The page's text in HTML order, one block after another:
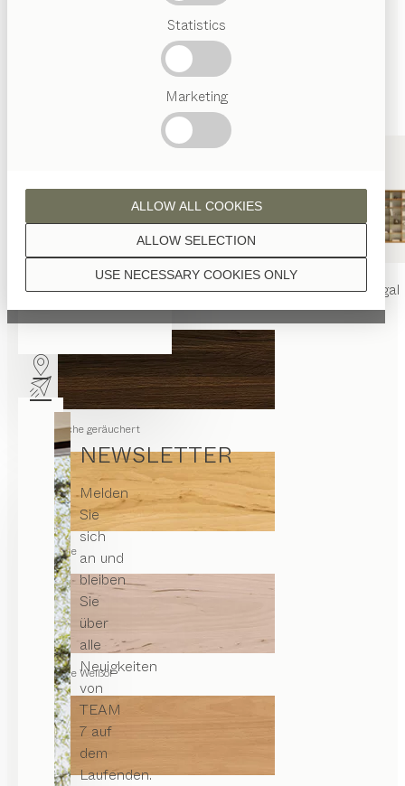
Statistics
Marketing
USE NECESSARY COOKIES ONLY
ALLOW SELECTION
ALLOW ALL COOKIES
Österreichisches
Handwerk
nyaTisch nyaStuhl filignoRegal
NEWSLETTER
Melden
Sie
sich
an und
bleiben
Sie
über
alle
Neuigkeiten
von
TEAM
7 auf
dem
Laufenden.
Eiche
Eiche Weißöl
Eiche geräuchert
Erle
Erle Weißöl